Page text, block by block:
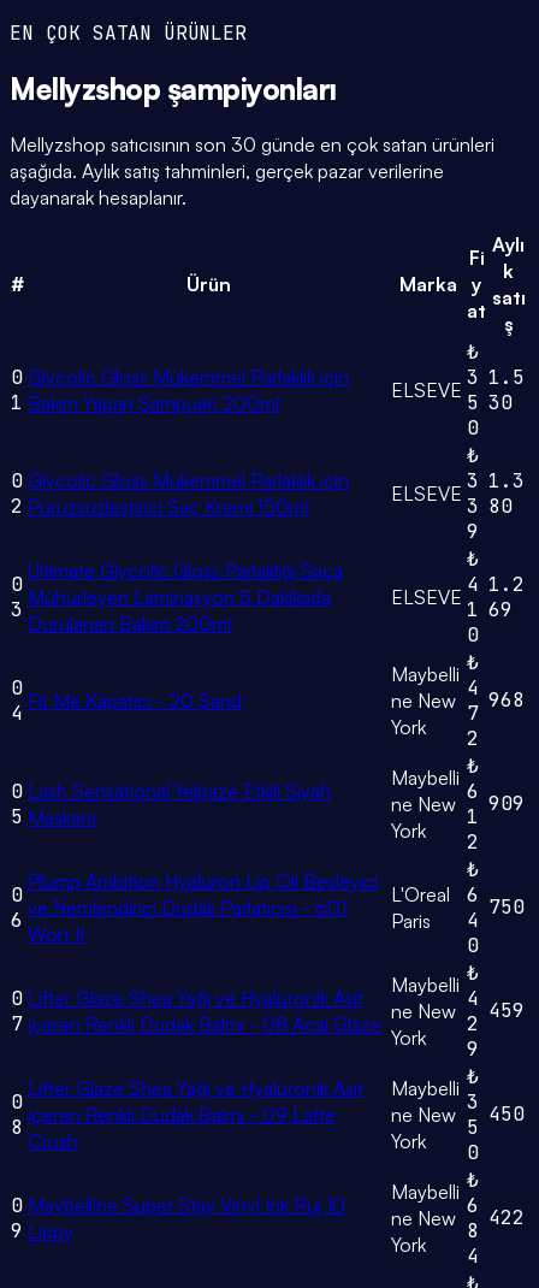
EN ÇOK SATAN ÜRÜNLER
Mellyzshop şampiyonları
Mellyzshop satıcısının son 30 günde en çok satan ürünleri
aşağıda. Aylık satış tahminleri, gerçek pazar verilerine
dayanarak hesaplanır.
# Ürün Marka
Fi
y
at
Aylı
k
satı
ş
0
1
Glycolic Gloss Mükemmel Parlaklık için
Bakım Yapan Şampuan 200ml
ELSEVE
₺
3
5
0
1.5
30
0
2
Glycolic Gloss Mükemmel Parlaklık için
Pürüzsüzleştirici Saç Kremi 150ml
ELSEVE
₺
3
3
9
1.3
80
0
3
Ultimate Glycolic Gloss Parlaklığı Saça
Mühürleyen Laminasyon 5 Dakikada
Durulanan Bakım 200ml
ELSEVE
₺
4
1
0
1.2
69
0
4 Fit Me Kapatıcı - 20 Sand
Maybelli
ne New
York
₺
4
7
2
968
0
5
Lash Sensational Yelpaze Etkili Siyah
Maskara
Maybelli
ne New
York
₺
6
1
2
909
0
6
Plump Ambition Hyaluron Lip Oil Besleyici
ve Nemlendirici Dudak Parlatıcısı - 601
Wort It
L'Oreal
Paris
₺
6
4
0
750
0
7
Lifter Glaze Shea Yağı ve Hyalüronik Asit
içeren Renkli Dudak Balmı - 08 Acai Glaze
Maybelli
ne New
York
₺
4
2
9
459
0
8
Lifter Glaze Shea Yağı ve Hyalüronik Asit
içeren Renkli Dudak Balmı - 09 Latte
Crush
Maybelli
ne New
York
₺
3
5
0
450
0
9
Maybelline Super Stay Vinyl Ink Ruj 10
Lippy
Maybelli
ne New
York
₺
6
8
4
422